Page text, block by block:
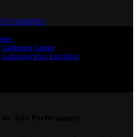
Gabinetes Gamer
Gabinetes Para Escritório